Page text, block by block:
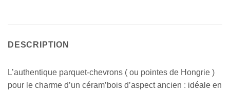
DESCRIPTION
L’authentique parquet-chevrons ( ou pointes de Hongrie )
pour le charme d’un céram’bois d’aspect ancien : idéale en